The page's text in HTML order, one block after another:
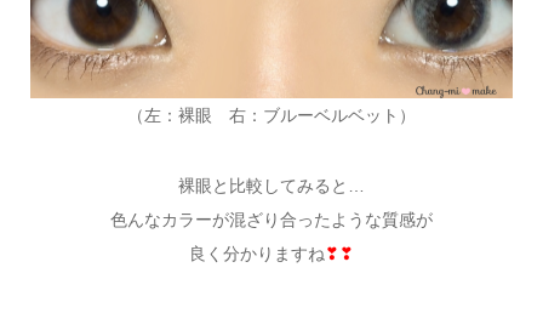
（左：裸眼 右：ブルーベルベット）
裸眼と比較してみると…
色んなカラーが混ざり合ったような質感が
良く分かりますね❣❣